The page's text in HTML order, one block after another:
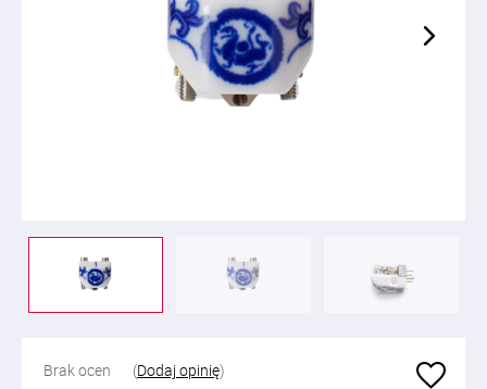
Brak ocen (Dodaj opinię)